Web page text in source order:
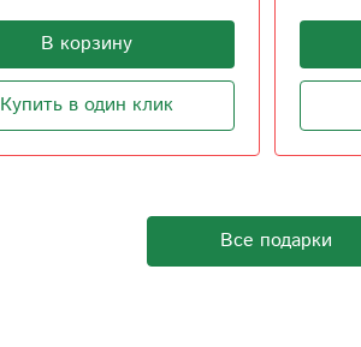
В корзину
Купить в один клик
Все подарки